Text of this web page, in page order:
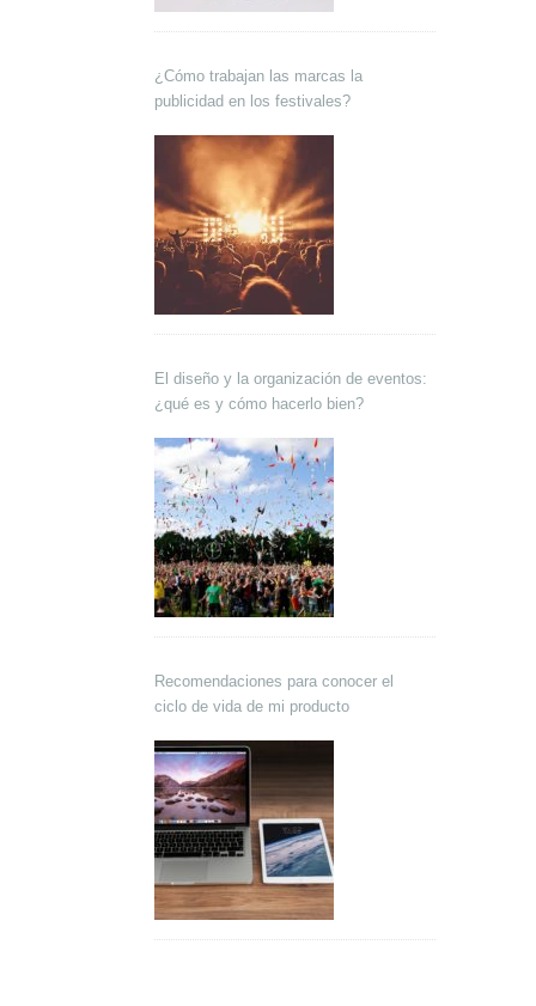
¿Cómo trabajan las marcas la
publicidad en los festivales?
El diseño y la organización de eventos:
¿qué es y cómo hacerlo bien?
Recomendaciones para conocer el
ciclo de vida de mi producto